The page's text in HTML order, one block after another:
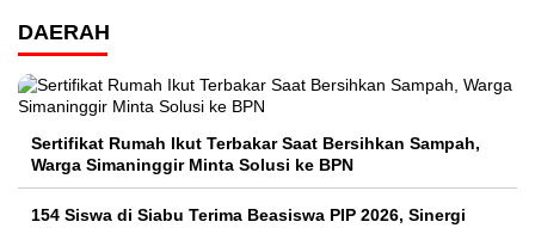
DAERAH
Sertifikat Rumah Ikut Terbakar Saat Bersihkan Sampah,
Warga Simaninggir Minta Solusi ke BPN
154 Siswa di Siabu Terima Beasiswa PIP 2026, Sinergi